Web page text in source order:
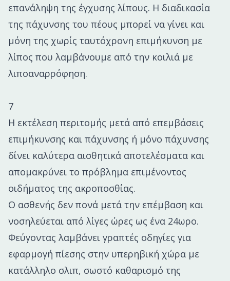
επανάληψη της έγχυσης λίπους. Η διαδικασία
της πάχυνσης του πέους μπορεί να γίνει και
μόνη της χωρίς ταυτόχρονη επιμήκυνση με
λίπος που λαμβάνουμε από την κοιλιά με
λιποαναρρόφηση.
7
Η εκτέλεση περιτομής μετά από επεμβάσεις
επιμήκυνσης και πάχυνσης ή μόνο πάχυνσης
δίνει καλύτερα αισθητικά αποτελέσματα και
απομακρύνει το πρόβλημα επιμένοντος
οιδήματος της ακροποσθίας.
Ο ασθενής δεν πονά μετά την επέμβαση και
νοσηλεύεται από λίγες ώρες ως ένα 24ωρο.
Φεύγοντας λαμβάνει γραπτές οδηγίες για
εφαρμογή πίεσης στην υπερηβική χώρα με
κατάλληλο σλιπ, σωστό καθαρισμό της